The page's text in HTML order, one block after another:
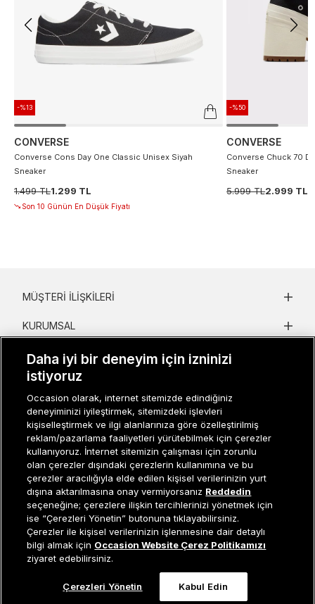
Tükendi
-%13
CONVERSE
Converse Cons Day One Classic Unisex Siyah
Sneaker
1.499 TL1.299 TL
Son 10 Günün En Düşük Fiyatı
-%50
CONVERSE
Converse Chuck 70
Sneaker
5.999 TL2.999 TL
Müşteri İlişkileri0 850 800 01 20
MÜŞTERI İLIŞKILERI
KURUMSAL
KADIN KATEGORILER
GRUP MARKALAR
ERKEK KATEGORILER
Occasion bir EREN PERAKENDE markasıdır. © Eren Holding
Daha iyi bir deneyim için izninizi
istiyoruz
Occasion olarak, internet sitemizde edindiğiniz
deneyiminizi iyileştirmek, sitemizdeki işlevleri
kişiselleştirmek ve ilgi alanlarınıza göre özelleştirilmiş
reklam/pazarlama faaliyetleri yürütebilmek için çerezler
kullanıyoruz. İnternet sitemizin çalışması için zorunlu
olan çerezler dışındaki çerezlerin kullanımına ve bu
çerezler aracılığıyla elde edilen kişisel verilerinizin yurt
dışına aktarılmasına onay vermiyorsanız Reddedin
seçeneğine; çerezlere ilişkin tercihlerinizi yönetmek için
ise “Çerezleri Yönetin” butonuna tıklayabilirsiniz.
Çerezler ile kişisel verilerinizin işlenmesine dair detaylı
bilgi almak için Occasion Website Çerez Politikamızı
ziyaret edebilirsiniz.
Çerezleri Yönetin Kabul Edin